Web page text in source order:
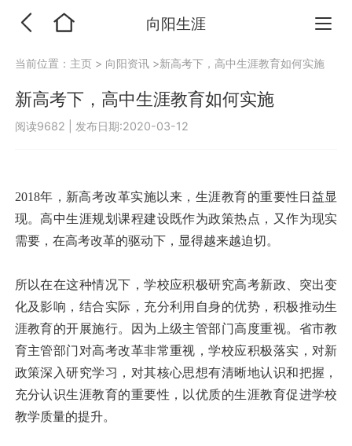
向阳生涯
当前位置： 主页 > 向阳资讯 >新高考下，高中生涯教育如何实施
新高考下，高中生涯教育如何实施
阅读9682 发布日期:2020-03-12
2018年，新高考改革实施以来，生涯教育的重要性日益显
现。高中生涯规划课程建设既作为政策热点，又作为现实
需要，在高考改革的驱动下，显得越来越迫切。
所以在在这种情况下，学校应积极研究高考新政、突出变
化及影响，结合实际，充分利用自身的优势，积极推动生
涯教育的开展施行。因为上级主管部门高度重视。省市教
育主管部门对高考改革非常重视，学校应积极落实，对新
政策深入研究学习，对其核心思想有清晰地认识和把握，
充分认识生涯教育的重要性，以优质的生涯教育促进学校
教学质量的提升。